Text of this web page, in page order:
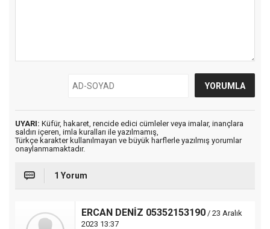
UYARI: Küfür, hakaret, rencide edici cümleler veya imalar, inançlara
saldırı içeren, imla kuralları ile yazılmamış,
Türkçe karakter kullanılmayan ve büyük harflerle yazılmış yorumlar
onaylanmamaktadır.
1 Yorum
ERCAN DENİZ 05352153190 / 23 Aralık
2023 13:37